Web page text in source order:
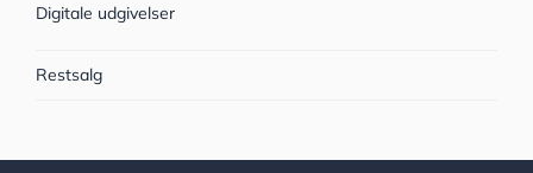
Digitale udgivelser
Restsalg